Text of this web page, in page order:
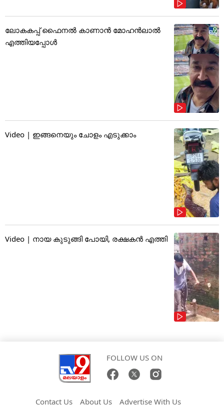
ലോകകപ്പ് ഫൈനൽ കാണാൻ മോഹൻലാൽ
എത്തിയപ്പോൾ
Video | ഇങ്ങനെയും ചോളം എടുക്കാം
Video | നായ കുടുങ്ങി പോയി, രക്ഷകൻ എത്തി
FOLLOW US ON
Contact Us About Us
Advertise With Us